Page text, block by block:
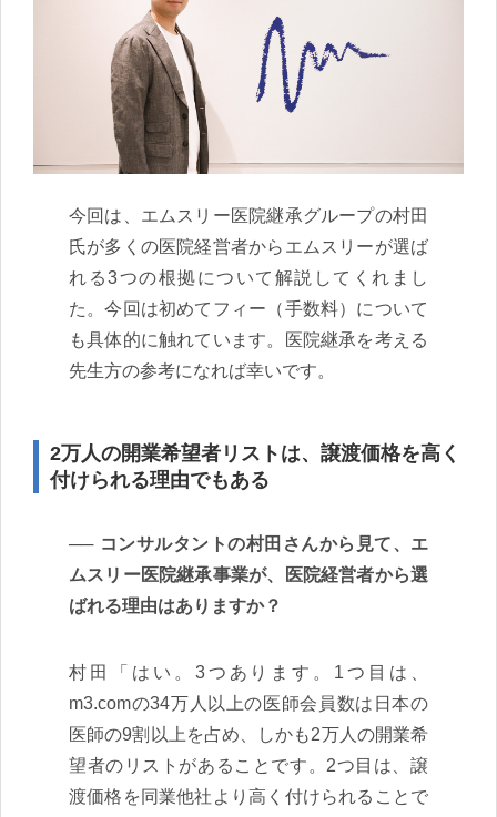
今回は、エムスリー医院継承グループの村田
氏が多くの医院経営者からエムスリーが選ば
れる3つの根拠について解説してくれまし
た。今回は初めてフィー（手数料）について
も具体的に触れています。医院継承を考える
先生方の参考になれば幸いです。
2万人の開業希望者リストは、譲渡価格を高く
付けられる理由でもある
コンサルタントの村田さんから見て、エ
ムスリー医院継承事業が、医院経営者から選
ばれる理由はありますか？
村田「はい。3つあります。1つ目は、
m3.comの34万人以上の医師会員数は日本の
医師の9割以上を占め、しかも2万人の開業希
望者のリストがあることです。2つ目は、譲
渡価格を同業他社より高く付けられることで